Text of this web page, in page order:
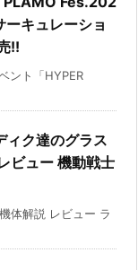
キュレーショ
!!
ント「HYPER
ィク達のグラス
ビュー 機動戦士
体解説 レビュー ラ